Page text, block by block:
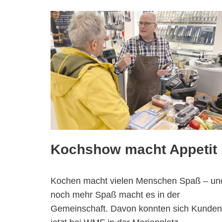
Kochshow macht Appetit
Kochen macht vielen Menschen Spaß –
noch mehr Spaß macht es in der
Gemeinschaft. Davon konnten sich Kunden